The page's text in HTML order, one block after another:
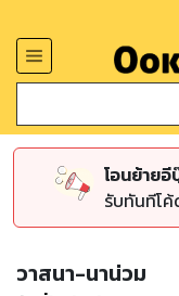
โอนย้าย
รับทันทีโ
วาสนา-นาน่วม